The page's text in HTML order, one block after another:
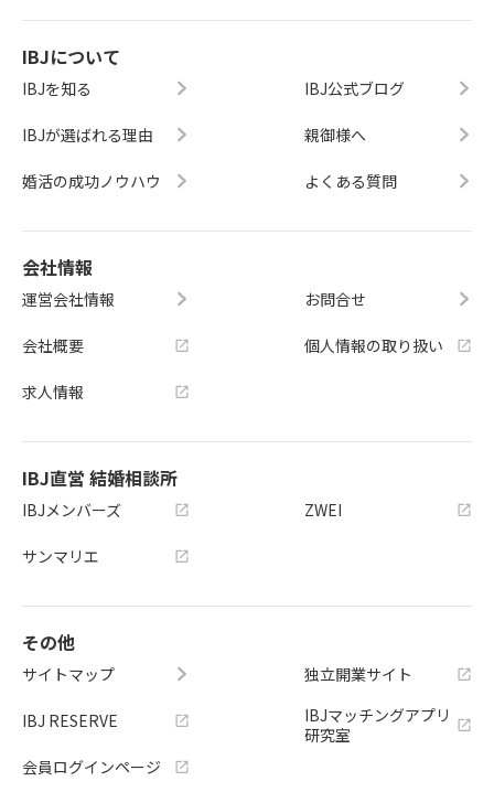
IBJについて
IBJを知る
IBJが選ばれる理由
婚活の成功ノウハウ
IBJ公式ブログ
親御様へ
よくある質問
会社情報
運営会社情報
会社概要
求人情報
お問合せ
個人情報の取り扱い
IBJ直営 結婚相談所
IBJメンバーズ
サンマリエ
ZWEI
その他
サイトマップ
IBJ RESERVE
会員ログインページ
独立開業サイト
IBJマッチングアプリ
研究室